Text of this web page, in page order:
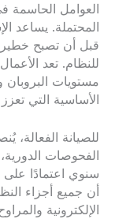
العوامل الحاسمة
المحتملة. يساعد
قبل أن تصبح
للنظام. تعد
مستويات
الأساسية التي
للصيانة الفعالة،
الفحوصات
سنوي اعتمادًا
أن جميع أجزاء
الإلكترونية